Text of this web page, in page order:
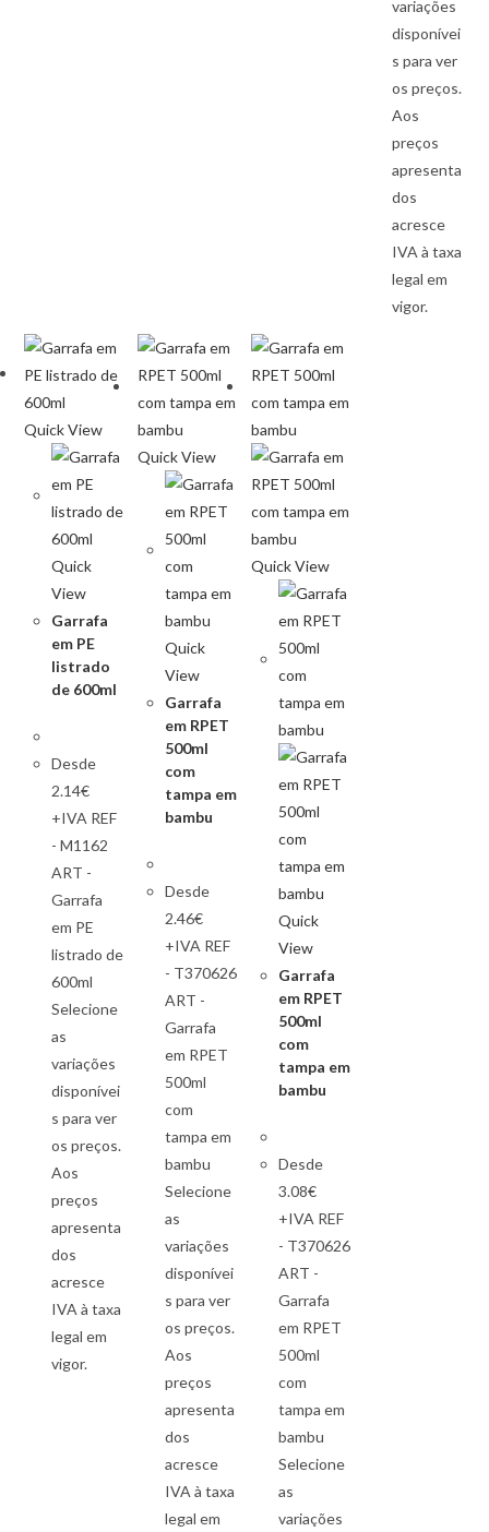
variações
disponívei
s para ver
os preços.
Aos
preços
apresenta
dos
acresce
IVA à taxa
legal em
vigor.
Quick View
Quick
View
Garrafa
em PE
listrado
de 600ml
Desde
2.14€
+IVA REF
- M1162
ART -
Garrafa
em PE
listrado de
600ml
Selecione
as
variações
disponívei
s para ver
os preços.
Aos
preços
apresenta
dos
acresce
IVA à taxa
legal em
vigor.
Quick View
Quick
View
Garrafa
em RPET
500ml
com
tampa em
bambu
Desde
2.46€
+IVA REF
- T370626
ART -
Garrafa
em RPET
500ml
com
tampa em
bambu
Selecione
as
variações
disponívei
s para ver
os preços.
Aos
preços
apresenta
dos
acresce
IVA à taxa
legal em
Quick View
Quick
View
Garrafa
em RPET
500ml
com
tampa em
bambu
Desde
3.08€
+IVA REF
- T370626
ART -
Garrafa
em RPET
500ml
com
tampa em
bambu
Selecione
as
variações